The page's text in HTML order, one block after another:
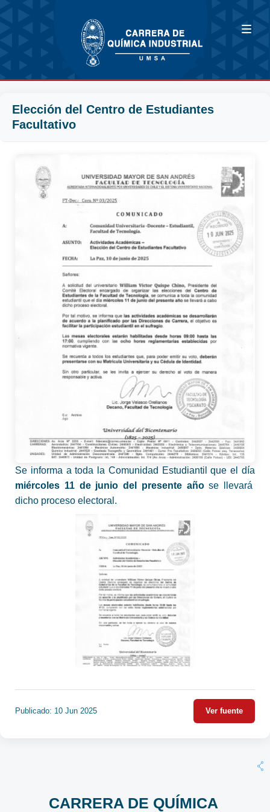
Elección del Centro de Estudiantes
Facultativo
Se informa a toda la Comunidad Estudiantil que el día
miércoles 11 de junio del presente añose llevará
dicho proceso electoral.
Publicado: 10 Jun 2025 Ver fuente
CARRERA DE QUÍMICA